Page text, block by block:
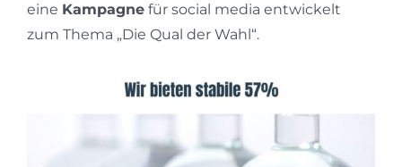
eine Kampagne für social media entwickelt
zum Thema „Die Qual der Wahl“.